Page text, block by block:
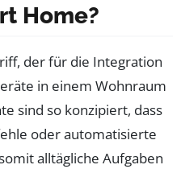
Home?
der für die Integration
in einem Wohnraum
sind so konzipiert, dass
oder automatisierte
alltägliche Aufgaben